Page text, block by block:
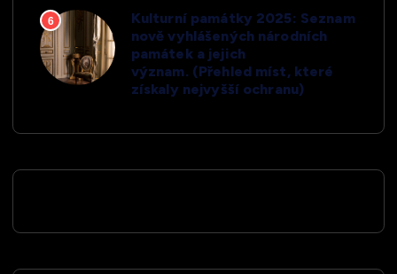
6
Kulturní památky 2025: Seznam
nově vyhlášených národních
památek a jejich
význam. (Přehled míst, které
získaly nejvyšší ochranu)